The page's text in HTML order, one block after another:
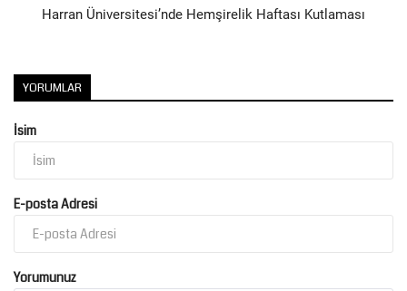
Harran Üniversitesi’nde Hemşirelik Haftası Kutlaması
YORUMLAR
İsim
E-posta Adresi
Yorumunuz